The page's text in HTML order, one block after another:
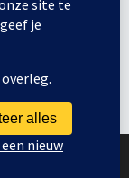
29
30
| Thema: